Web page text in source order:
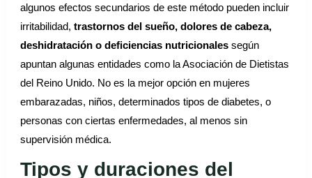
algunos efectos secundarios de este método pueden incluir
irritabilidad, trastornos del sueño, dolores de cabeza,
deshidratación o deficiencias nutricionalessegún
apuntan algunas entidades como la Asociación de Dietistas
del Reino Unido. No es la mejor opción en mujeres
embarazadas, niños, determinados tipos de diabetes, o
personas con ciertas enfermedades, al menos sin
supervisión médica.
Tipos y duraciones del